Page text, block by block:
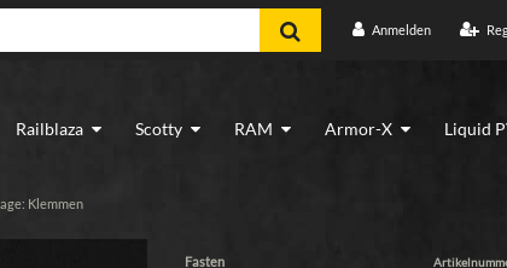
Anmelden
Railblaza Scotty RAM Armor-X Liquid
Klemmen
Fasten